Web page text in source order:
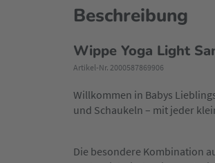
Beschreibung
Wippe Yoga Light
Artikel-Nr. 2000587869906
Willkommen in Babys
und Schaukeln – mit jeder
Die besondere Kombination